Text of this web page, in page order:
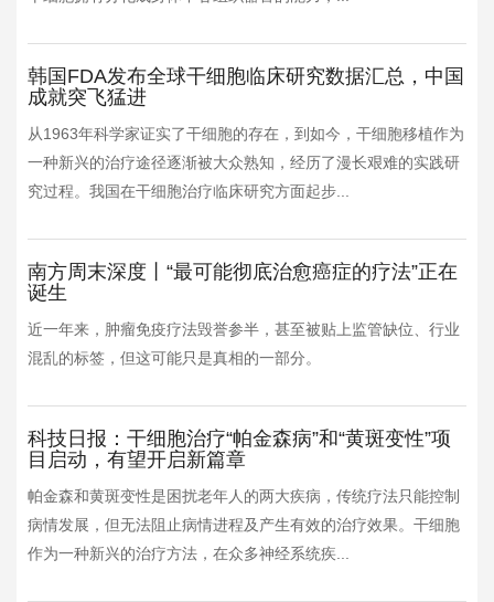
韩国FDA发布全球干细胞临床研究数据汇总，中国
成就突飞猛进
从1963年科学家证实了干细胞的存在，到如今，干细胞移植作为
一种新兴的治疗途径逐渐被大众熟知，经历了漫长艰难的实践研
究过程。我国在干细胞治疗临床研究方面起步...
南方周末深度丨“最可能彻底治愈癌症的疗法”正在
诞生
近一年来，肿瘤免疫疗法毁誉参半，甚至被贴上监管缺位、行业
混乱的标签，但这可能只是真相的一部分。
科技日报：干细胞治疗“帕金森病”和“黄斑变性”项
目启动，有望开启新篇章
帕金森和黄斑变性是困扰老年人的两大疾病，传统疗法只能控制
病情发展，但无法阻止病情进程及产生有效的治疗效果。干细胞
作为一种新兴的治疗方法，在众多神经系统疾...